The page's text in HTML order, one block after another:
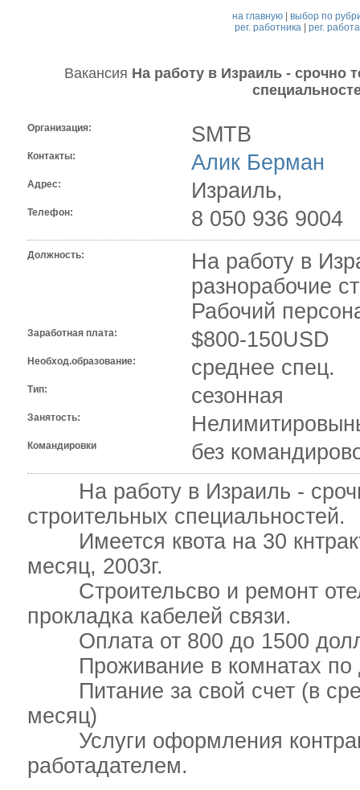
на главную |выбор по
рег. работника| рег.
Вакансия На работу в Израиль - срочно
Организация: SMTB
Контакты: Алик Берман
Адрес: Израиль,
Телефон: 8 050 936 9004
Должность:
На работу в
разнорабочие
Рабочий
Заработная плата: $800-150USD
Необход.образование: среднее спец.
Тип: сезонная
Занятость:
Командировки
без
На работу в Израиль -
строительных специальностей.
Имеется квота на 30
месяц, 2003г.
Строительсво и ремонт
прокладка кабелей связи.
Оплата от 800 до 1500
Проживание в комнатах по
Питание за свой счет (в
месяц)
Услуги оформления
работадателем.